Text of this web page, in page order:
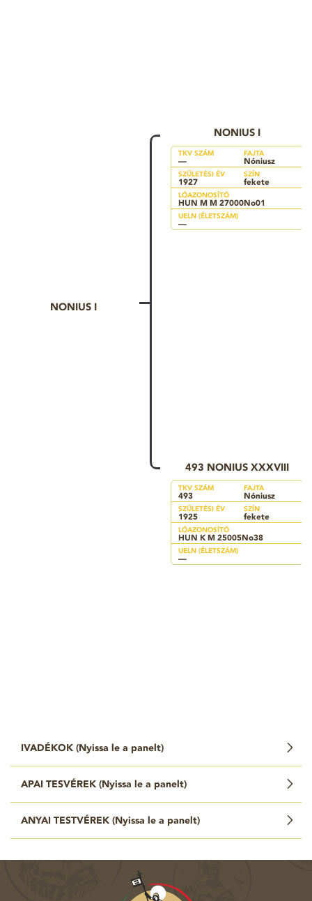
NONIUS I
NONIUS I
TKV SZÁM
—
FAJTA
Nóniusz
SZÜLETÉSI ÉV
1927
SZÍN
fekete
LÓAZONOSÍTÓ
HUN M M 27000No01
UELN (ÉLETSZÁM)
—
493 NONIUS XXXVIII
TKV SZÁM
493
FAJTA
Nóniusz
SZÜLETÉSI ÉV
1925
SZÍN
fekete
LÓAZONOSÍTÓ
HUN K M 25005No38
UELN (ÉLETSZÁM)
—
IVADÉKOK ( Nyissa le a panelt)
APAI TESVÉREK ( Nyissa le a panelt)
ANYAI TESTVÉREK ( Nyissa le a panelt)